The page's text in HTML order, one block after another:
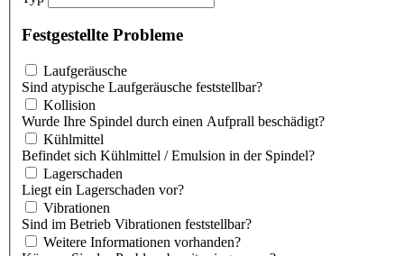
Festgestellte Probleme
Laufgeräusche
Sind atypische Laufgeräusche feststellbar?
Kollision
Wurde Ihre Spindel durch einen Aufprall beschädigt?
Kühlmittel
Befindet sich Kühlmittel / Emulsion in der Spindel?
Lagerschaden
Liegt ein Lagerschaden vor?
Vibrationen
Sind im Betrieb Vibrationen feststellbar?
Weitere Informationen vorhanden?